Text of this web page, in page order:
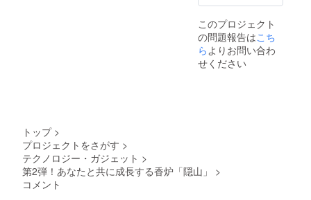
このプロジェクト
の問題報告はこち
らよりお問い合わ
せください
トップ >
プロジェクトをさがす >
テクノロジー・ガジェット >
第2弾！あなたと共に成長する香炉「隠山」
>
コメント